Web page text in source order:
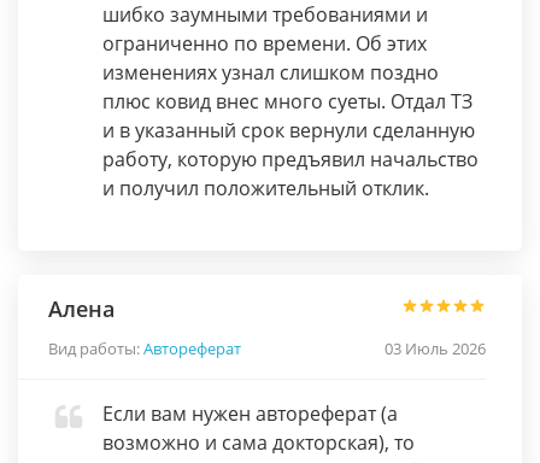
шибко заумными требованиями и
ограниченно по времени. Об этих
изменениях узнал слишком поздно
плюс ковид внес много суеты. Отдал ТЗ
и в указанный срок вернули сделанную
работу, которую предъявил начальство
и получил положительный отклик.
Алена
Вид работы:Автореферат 03 Июль 2026
Если вам нужен автореферат (а
возможно и сама докторская), то